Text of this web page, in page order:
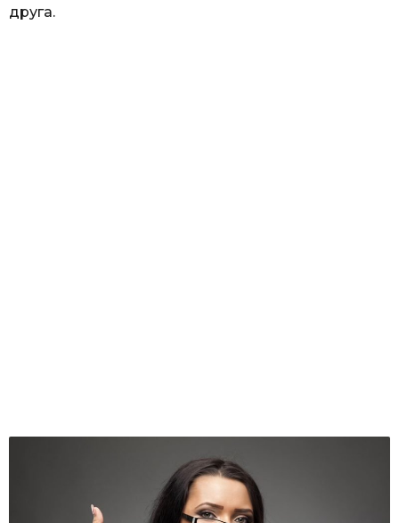
друга.